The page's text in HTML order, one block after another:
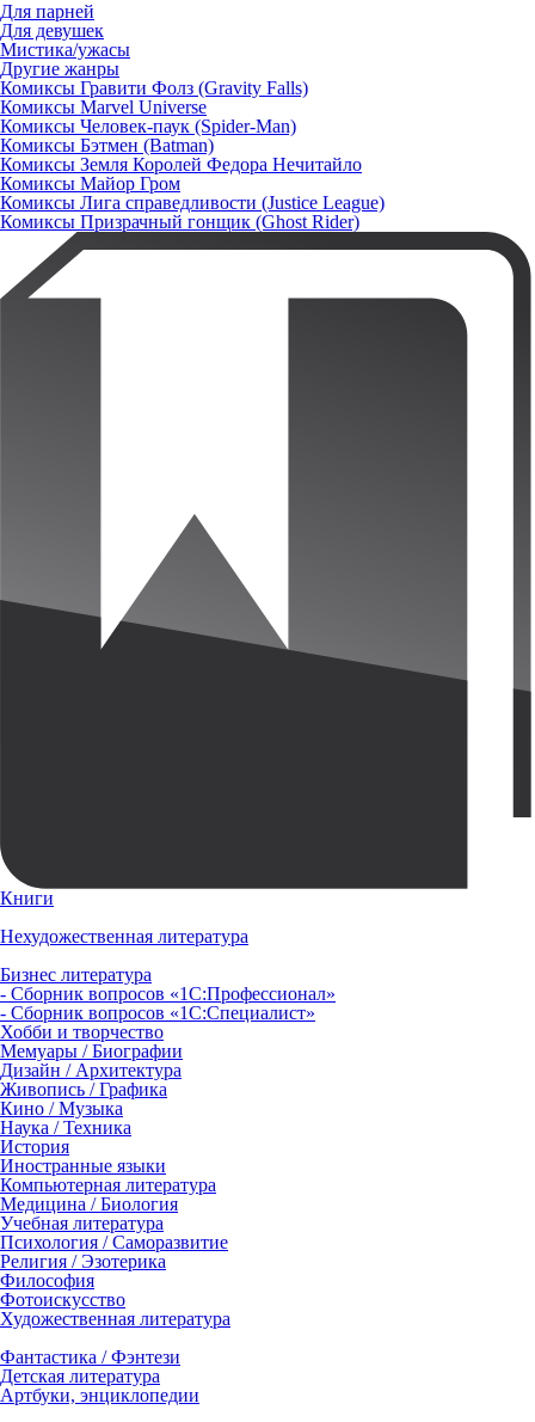
Для парней
Для девушек
Мистика/ужасы
Другие жанры
Комиксы Гравити Фолз (Gravity Falls)
Комиксы Marvel Universe
Комиксы Человек-паук (Spider-Man)
Комиксы Бэтмен (Batman)
Комиксы Земля Королей Федора Нечитайло
Комиксы Майор Гром
Комиксы Лига справедливости (Justice League)
Комиксы Призрачный гонщик (Ghost Rider)
Книги
Нехудожественная литература
Бизнес литература
- Сборник вопросов «1С:Профессионал»
- Сборник вопросов «1С:Специалист»
Хобби и творчество
Мемуары / Биографии
Дизайн / Архитектура
Живопись / Графика
Кино / Музыка
Наука / Техника
История
Иностранные языки
Компьютерная литература
Медицина / Биология
Учебная литература
Психология / Саморазвитие
Религия / Эзотерика
Философия
Фотоискусство
Художественная литература
Фантастика / Фэнтези
Детская литература
Артбуки, энциклопедии